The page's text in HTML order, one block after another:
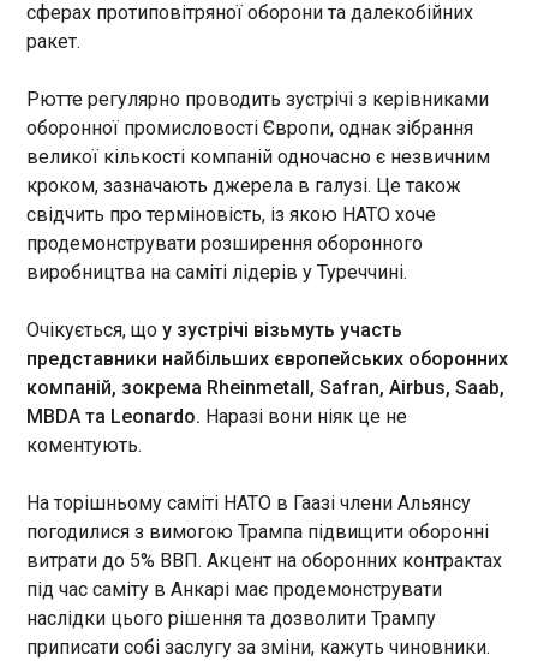
ЧИТАТЬ
Трамп заявив про знищення другого
командира ІДІЛ Абу-Білала аль-Мінукі
10:55:40
Президент США Дональд
Трамп заявив, що другий за
ланкою командувач ІДІЛ у
світі Абу-Білал аль-Мінукі був
убитий в результаті операції,
та нігерійськими силами.
Американського президента
цитує Reuters.
Кремль назвав дату візиту Путіна в Китай
10:50:54
Російський диктатор Володимир Путін 19-20
це повідомила пресслужба Кремля в суботу, 16
травня. "Поїздка російського лідера приурочена
до 25-річчя підписання основного для
міждержавних зв'язків Договору про
добросусідство, дружбу та співпрацю", –
йдеться у повідомленні.
ЧИТАТЬ
сферах протиповітряної оборони та далекобійних
ракет.
Рютте регулярно проводить зустрічі з керівниками
оборонної промисловості Європи, однак зібрання
великої кількості компаній одночасно є незвичним
кроком, зазначають джерела в галузі. Це також
свідчить про терміновість, із якою НАТО хоче
продемонструвати розширення оборонного
виробництва на саміті лідерів у Туреччині.
Очікується, щоу зустрічі візьмуть участь
представники найбільших європейських оборонних
компаній, зокрема Rheinmetall, Safran, Airbus, Saab,
MBDA та Leonardo. Наразі вони ніяк це не
коментують.
На торішньому саміті НАТО в Гаазі члени Альянсу
погодилися з вимогою Трампа підвищити оборонні
витрати до 5% ВВП. Акцент на оборонних контрактах
під час саміту в Анкарі має продемонструвати
наслідки цього рішення та дозволити Трампу
приписати собі заслугу за зміни, кажуть чиновники.